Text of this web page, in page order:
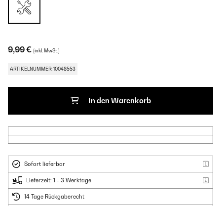
9,99 € (inkl. MwSt.)
ARTIKELNUMMER: 10048553
In den Warenkorb
Sofort lieferbar
Lieferzeit: 1 - 3 Werktage
14 Tage Rückgaberecht